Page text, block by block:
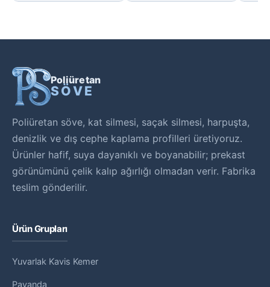
Poliüretan
SÖVE
Poliüretan söve, kat silmesi, saçak silmesi, harpuşta,
denizlik ve dış cephe kaplama profilleri üretiyoruz.
Ürünler hafif, suya dayanıklı ve boyanabilir; prekast
görünümünü çelik kalıp ağırlığı olmadan verir. Fabrika
teslim gönderilir.
Ürün Grupları
Yuvarlak Kavis Kemer